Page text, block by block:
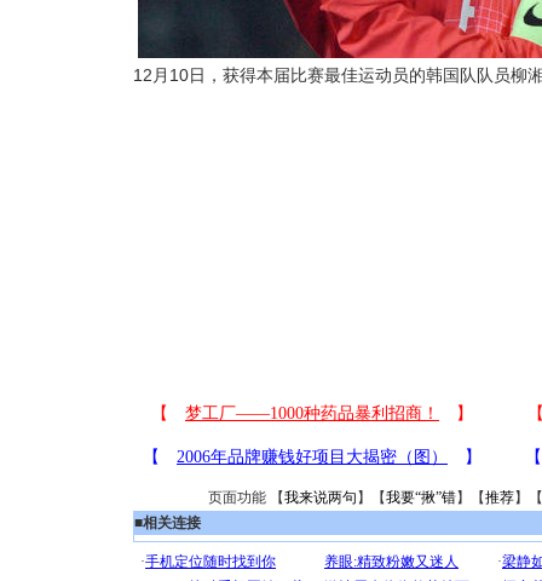
12月10日，获得本届比赛最佳运动员的韩国队队员柳
页面功能 【我来说两句 】【我要“揪”错】【推荐】
■相关连接